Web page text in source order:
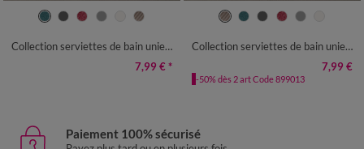
Collection serviettes de bain unies - gamme premium 640g/m²
7,99 € *
Collection serviettes de bain unies - gamme premium 640g/m²
7,99 €
-50% dès 2 art Code 899013
Paiement 100% sécurisé